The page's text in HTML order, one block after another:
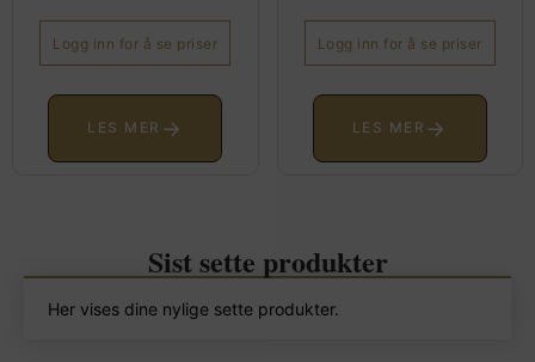
Logg inn for å se priser
LES MER →
Logg inn for å se priser
LES MER →
Sist sette produkter
Her vises dine nylige sette produkter.